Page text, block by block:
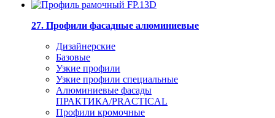
27. Профили фасадные алюминиевые
Дизайнерские
Базовые
Узкие профили
Узкие профили специальные
Алюминиевые фасады
ПРАКТИКА/PRACTICAL
Профили кромочные